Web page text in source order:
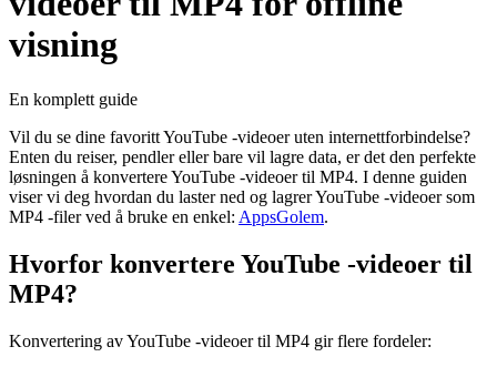
visning
En komplett guide
Vil du se dine favoritt YouTube -videoer uten internettforbindelse?
Enten du reiser, pendler eller bare vil lagre data, er det den perfekte
løsningen å konvertere YouTube -videoer til MP4. I denne guiden
viser vi deg hvordan du laster ned og lagrer YouTube -videoer som
MP4 -filer ved å bruke en enkel: AppsGolem.
Hvorfor konvertere YouTube -videoer til
MP4?
Konvertering av YouTube -videoer til MP4 gir flere fordeler: